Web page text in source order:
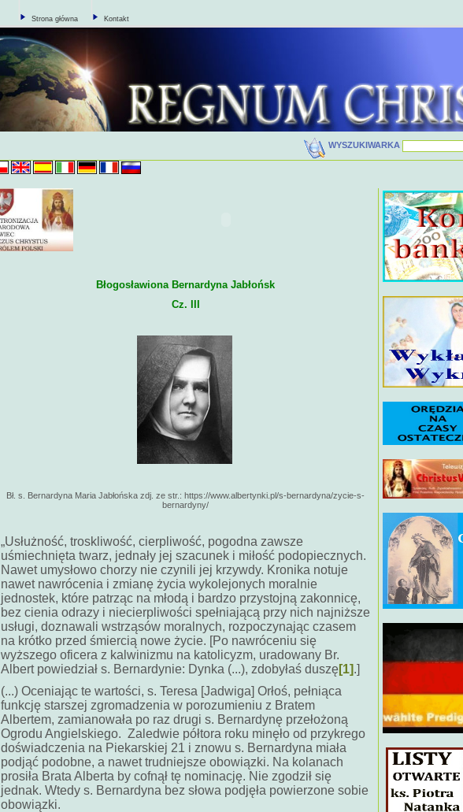
Strona główna Kontakt
WYSZUKIWARKA
Błogosławiona Bernardyna Jabłońsk
Cz. III
Bł. s. Bernardyna Maria Jabłońska zdj. ze str.: https://www.albertynki.pl/s-bernardyna/zycie-s-
bernardyny/
„Usłużność, troskliwość, cierpliwość, pogodna zawsze
uśmiechnięta twarz, jednały jej szacunek i miłość podopiecznych.
Nawet umysłowo chorzy nie czynili jej krzywdy. Kronika notuje
nawet nawrócenia i zmianę życia wykolejonych moralnie
jednostek, które patrząc na młodą i bardzo przystojną zakonnicę,
bez cienia odrazy i niecierpliwości spełniającą przy nich najniższe
usługi, doznawali wstrząsów moralnych, rozpoczynając czasem
na krótko przed śmiercią nowe życie. [Po nawróceniu się
wyższego oficera z kalwinizmu na katolicyzm, uradowany Br.
Albert powiedział s. Bernardynie: Dynka (...), zdobyłaś duszę[1].]
(...) Oceniając te wartości, s. Teresa [Jadwiga] Orłoś, pełniąca
funkcję starszej zgromadzenia w porozumieniu z Bratem
Albertem, zamianowała po raz drugi s. Bernardynę przełożoną
Ogrodu Angielskiego. Zaledwie półtora roku minęło od przykrego
doświadczenia na Piekarskiej 21 i znowu s. Bernardyna miała
podjąć podobne, a nawet trudniejsze obowiązki. Na kolanach
prosiła Brata Alberta by cofnął tę nominację. Nie zgodził się
jednak. Wtedy s. Bernardyna bez słowa podjęła powierzone sobie
obowiązki.